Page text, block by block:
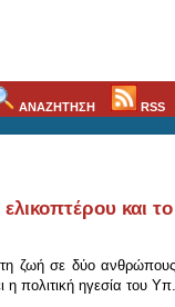
ΑΝΑΖΗΤΗΣΗ RSS
και
ζωή σε δύο
η πολιτική ηγεσία του